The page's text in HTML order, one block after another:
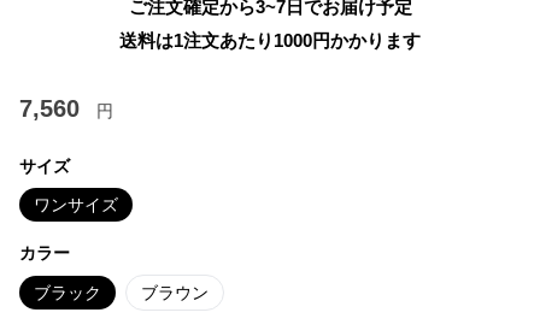
ご注文確定から3~7日でお届け予定
送料は1注文あたり 1000円かかります
7,560 円
サイズ
ワンサイズ
カラー
ブラック ブラウン